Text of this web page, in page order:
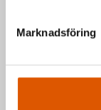
Marknadsföring